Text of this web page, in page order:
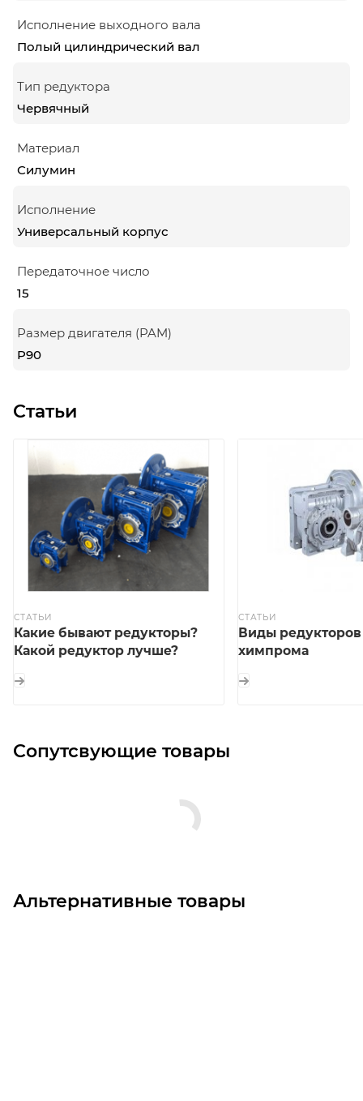
Исполнение выходного вала
Полый цилиндрический вал
Тип редуктора
Червячный
Материал
Силумин
Исполнение
Универсальный корпус
Передаточное число
15
Размер двигателя (PAM)
P90
Статьи
СТАТЬИ
Какие бывают редукторы?
Какой редуктор лучше?
СТАТЬИ
Виды
химпрома
Сопутсвующие товары
Альтернативные товары